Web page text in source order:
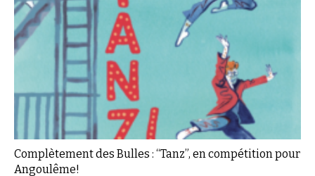
Complètement des Bulles : “Tanz”, en compétition pour
Angoulême!